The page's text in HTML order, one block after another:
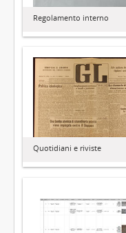
Regolamento interno
Quotidiani e riviste